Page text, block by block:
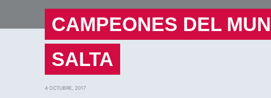
CAMPEONES DEL
SALTA
4 OCTUBRE, 2017